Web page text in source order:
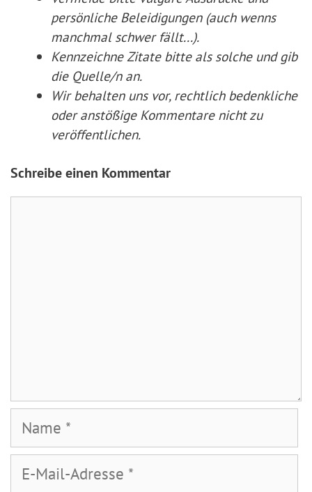
persönliche Beleidigungen (auch wenns
manchmal schwer fällt...).
Kennzeichne Zitate bitte als solche und gib
die Quelle/n an.
Wir behalten uns vor, rechtlich bedenkliche
oder anstößige Kommentare nicht zu
veröffentlichen.
Schreibe einen Kommentar
Mail-